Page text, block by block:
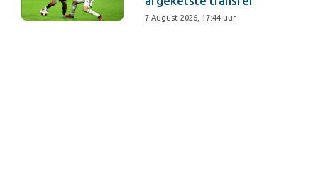
7 August 2026, 17:44 uur